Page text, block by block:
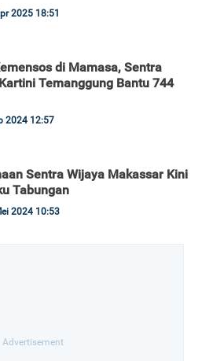
2025 18:51
di Mamasa, Sentra
Temanggung Bantu 744
2024 12:57
Sentra Wijaya Makassar Kini
Tabungan
2024 10:53